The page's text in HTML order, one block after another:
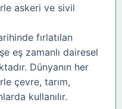
askeri ve sivil
fırlatılan
eş zamanlı dairesel
Dünyanın her
çevre, tarım,
kullanılır.